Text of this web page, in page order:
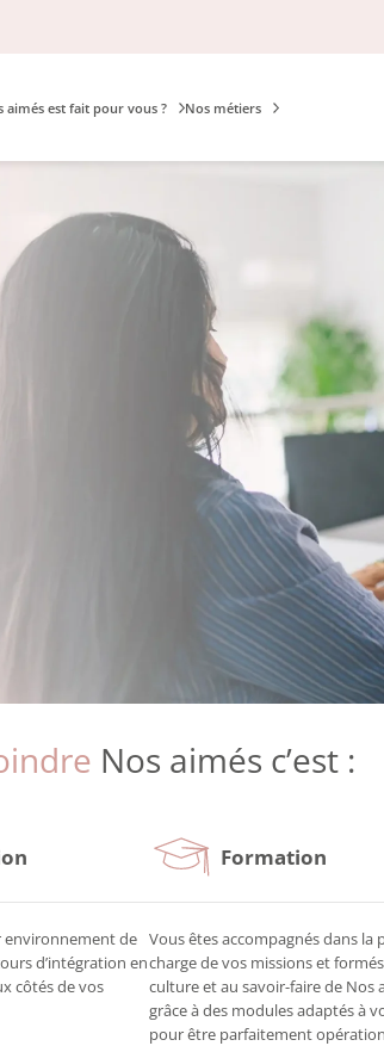
aimés est fait pour vous ? Nos métiers
Nos aimés c’est :
environnement de
d’intégration en
côtés de vos
Formation
Vous êtes accompagnés dans la
charge de vos missions et
culture et au savoir-faire de Nos
grâce à des modules adaptés à
pour être parfaitement